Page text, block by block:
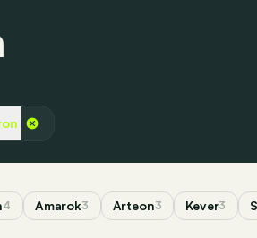
4 Amarok3 Arteon3 Kever3